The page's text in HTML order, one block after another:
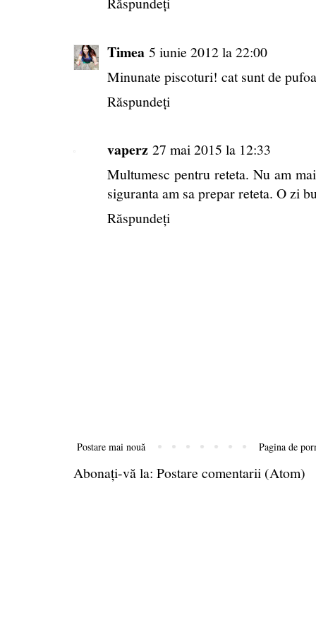
Timea 5 iunie 2012 la 22:00
Minunate piscoturi! cat sunt de
Răspundeți
vaperz 27 mai 2015 la 12:33
Multumesc pentru reteta. Nu am
siguranta am sa prepar reteta. O zi
Răspundeți
Postare mai nouă Pagina de
Abonați-vă la: Postare comentarii (Atom)